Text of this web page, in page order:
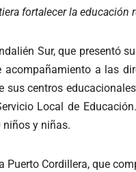
fortalecer la educación
Sur, que presentó
a las
centros
Local de
y niñas.
Cordillera, que